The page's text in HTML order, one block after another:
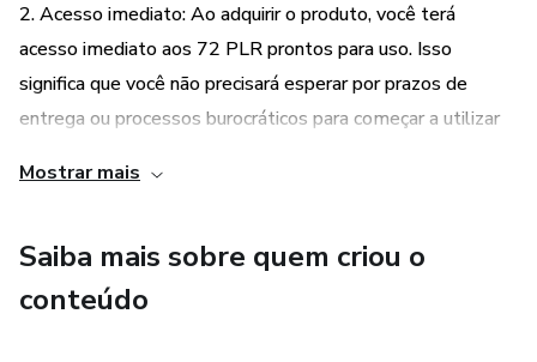
2. Acesso imediato: Ao adquirir o produto, você terá
acesso imediato aos 72 PLR prontos para uso. Isso
significa que você não precisará esperar por prazos de
entrega ou processos burocráticos para começar a utilizar
acesso imediato, você poderá começar a lucrar o mais
Mostrar mais
Saiba mais sobre quem criou o
conteúdo